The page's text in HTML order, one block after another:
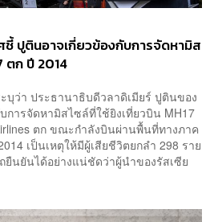
ชี้ ปูตินอาจเกี่ยวข้องกับการจัดหามิส
ตก ปี 2014
บุว่า ประธานาธิบดีวลาดิเมียร์ ปูตินของ
การจัดหามิสไซล์ที่ใช้ยิงเที่ยวบิน MH17
ตก ขณะกำลังบินผ่านพื้นที่ทางภาค
เป็นเหตุให้มีผู้เสียชีวิตยกลำ 298 ราย
ยืนยันได้อย่างแน่ชัดว่าผู้นำของรัสเซีย